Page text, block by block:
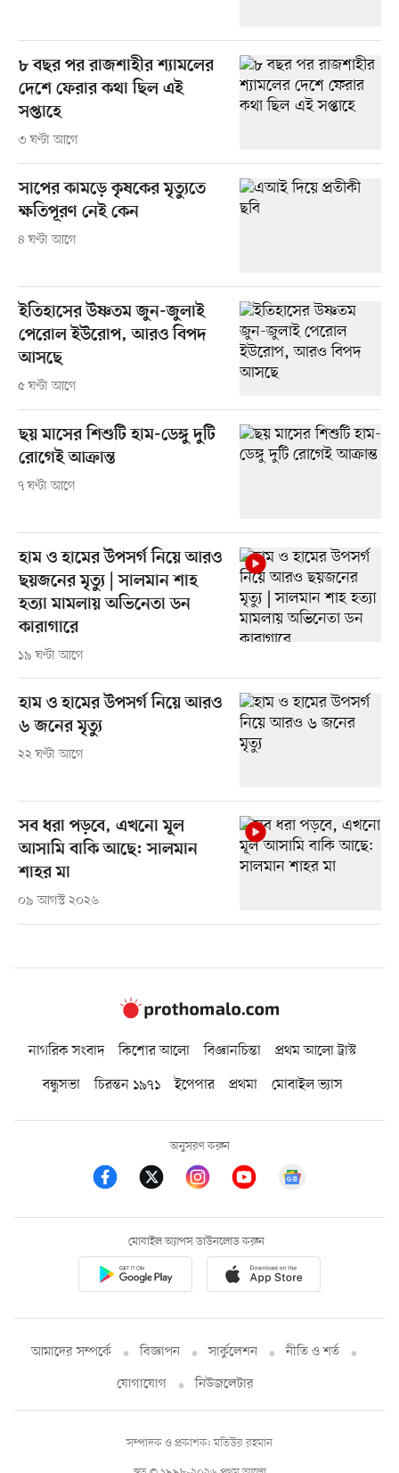
৮ বছর পর রাজশাহীর শ্যামলের
দেশে ফেরার কথা ছিল এই
সপ্তাহে
৩ ঘণ্টা আগে
সাপের কামড়ে কৃষকের মৃত্যুতে
ক্ষতিপূরণ নেই কেন
৪ ঘণ্টা আগে
ইতিহাসের উষ্ণতম জুন-জুলাই
পেরোল ইউরোপ, আরও বিপদ
আসছে
৫ ঘণ্টা আগে
ছয় মাসের শিশুটি হাম-ডেঙ্গু দুটি
রোগেই আক্রান্ত
৭ ঘণ্টা আগে
হাম ও হামের উপসর্গ নিয়ে আরও
ছয়জনের মৃত্যু | সালমান শাহ
হত্যা মামলায় অভিনেতা ডন
কারাগারে
১৯ ঘণ্টা আগে
হাম ও হামের উপসর্গ নিয়ে আরও
৬ জনের মৃত্যু
২২ ঘণ্টা আগে
সব ধরা পড়বে, এখনো মূল
আসামি বাকি আছে: সালমান
শাহর মা
০৯ আগস্ট ২০২৬
নাগরিক সংবাদ কিশোর আলো বিজ্ঞানচিন্তা
প্রথম আলো ট্রাস্ট
বন্ধুসভা
চিরন্তন ১৯৭১ ইপেপার প্রথমা মোবাইল ভ্যাস
অনুসরণ করুন
মোবাইল অ্যাপস ডাউনলোড করুন
আমাদের সম্পর্কে বিজ্ঞাপন সার্কুলেশন
নীতি ও শর্ত
যোগাযোগ
নিউজলেটার
সম্পাদক ও প্রকাশক: মতিউর রহমান